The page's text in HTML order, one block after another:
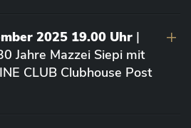
2025 19.00 Uhr |
Jahre Mazzei Siepi mit
CLUB Clubhouse Post